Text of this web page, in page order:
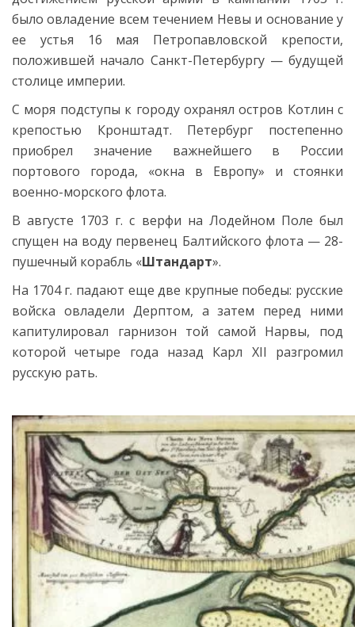
было овладение всем течением Невы и основание у
ее устья 16 мая Петропавловской крепости,
положившей начало Санкт-Петербургу — будущей
столице империи.
С моря подступы к городу охранял остров Котлин с
крепостью Кронштадт. Петербург постепенно
приобрел значение важнейшего в России
портового города, «окна в Европу» и стоянки
военно-морского флота.
В августе 1703 г. с верфи на Лодейном Поле был
спущен на воду первенец Балтийского флота — 28-
пушечный корабль «Штандарт».
На 1704 г. падают еще две крупные победы: русские
войска овладели Дерптом, а затем перед ними
капитулировал гарнизон той самой Нарвы, под
которой четыре года назад Карл XII разгромил
русскую рать.